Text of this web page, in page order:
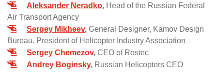
О выставке
Партнеры выставки
Крокус Экспо
Для участников
Aleksander Neradko, Head of the Russian Federal
Air Transport Agency
Sergey Mikheev, General Designer, Kamov Design
Bureau. President of Helicopter Industry Association
Sergey Chemezov, CEO of Rostec
Andrey Boginsky, Russian Helicopters CEO